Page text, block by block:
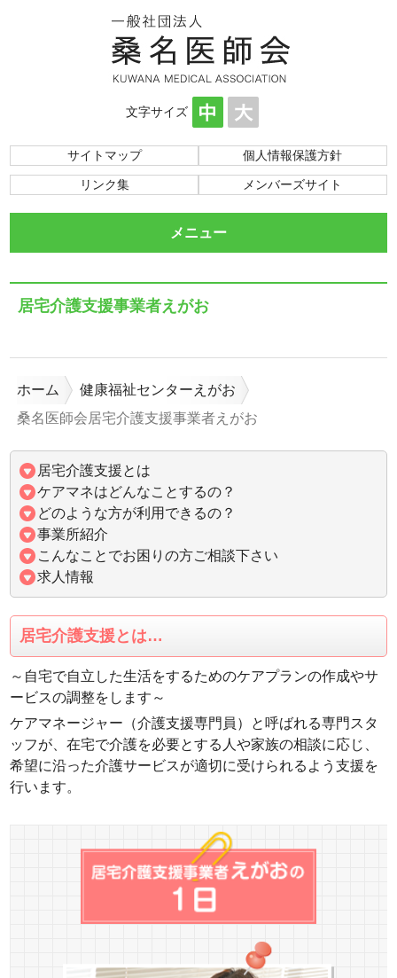
文字サイズ
サイトマップ 個人情報保護方針
リンク集 メンバーズサイト
メニュー
居宅介護支援事業者えがお
ホーム
健康福祉センターえがお
桑名医師会居宅介護支援事業者えがお
居宅介護支援とは
ケアマネはどんなことするの？
どのような方が利用できるの？
事業所紹介
こんなことでお困りの方ご相談下さい
求人情報
居宅介護支援とは…
～自宅で自立した生活をするためのケアプランの作成やサ
ービスの調整をします～
ケアマネージャー（介護支援専門員）と呼ばれる専門スタ
ッフが、在宅で介護を必要とする人や家族の相談に応じ、
希望に沿った介護サービスが適切に受けられるよう支援を
行います。